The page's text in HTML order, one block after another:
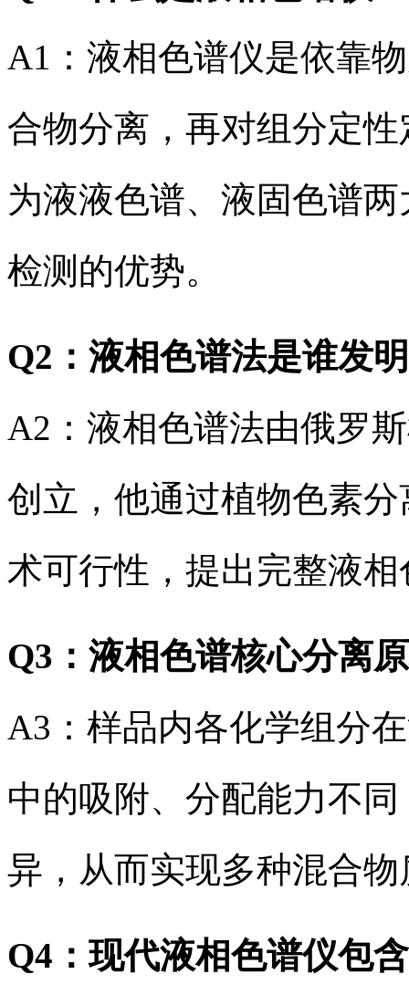
A1：液相色谱仪是依靠
合物分离，再对组分定
为液液色谱、液固色谱
检测的优势。
Q2：液相色谱法是谁发
A2：液相色谱法由俄罗
创立，他通过植物色素
术可行性，提出完整液
Q3：液相色谱核心分离
A3：样品内各化学组分
中的吸附、分配能力不
异，从而实现多种混合
Q4：现代液相色谱仪包